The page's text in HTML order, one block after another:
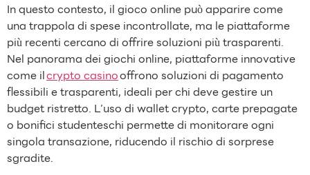
In questo contesto, il gioco online può apparire come
una trappola di spese incontrollate, ma le piattaforme
più recenti cercano di offrire soluzioni più trasparenti.
Nel panorama dei giochi online, piattaforme innovative
come ilcrypto casinooffrono soluzioni di pagamento
flessibili e trasparenti, ideali per chi deve gestire un
budget ristretto. L’uso di wallet crypto, carte prepagate
o bonifici studenteschi permette di monitorare ogni
singola transazione, riducendo il rischio di sorprese
sgradite.